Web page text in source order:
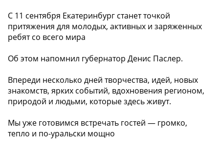
С 11 сентября Екатеринбург станет точкой
притяжения для молодых, активных и заряженных
ребят со всего мира
Об этом напомнил губернатор Денис Паслер.
Впереди несколько дней творчества, идей, новых
знакомств, ярких событий, вдохновения регионом,
природой и людьми, которые здесь живут.
Мы уже готовимся встречать гостей — громко,
тепло и по-уральски мощно ️